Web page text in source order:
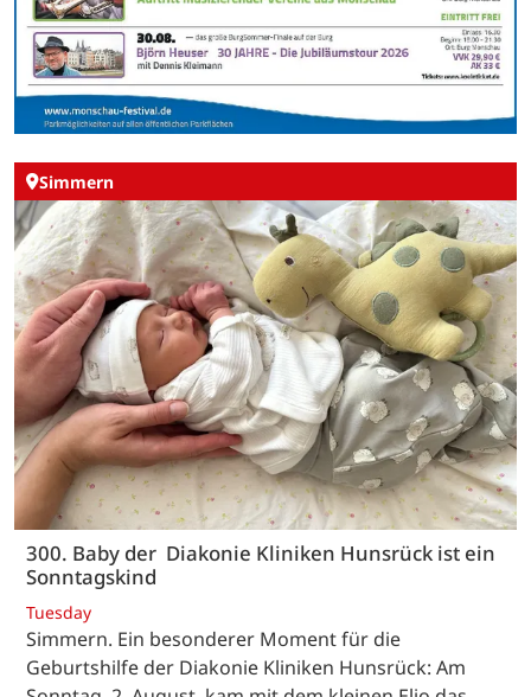
Simmern
300. Baby der Diakonie Kliniken Hunsrück ist ein
Sonntagskind
Tuesday
Simmern. Ein besonderer Moment für die
Geburtshilfe der Diakonie Kliniken Hunsrück: Am